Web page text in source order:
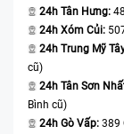
24h Tân Hưng:
24h Xóm Củi:
24h Trung Mỹ
cũ)
24h Tân Sơn
Bình cũ)
24h Gò Vấp: 389